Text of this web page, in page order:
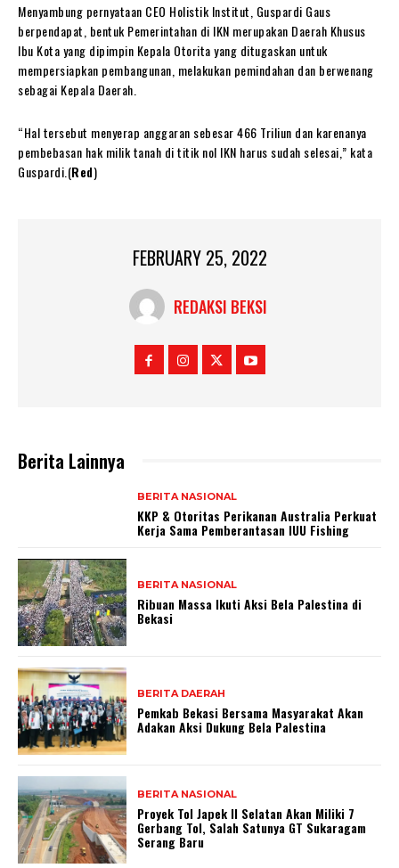
Menyambung pernyataan CEO Holistik Institut, Guspardi Gaus
berpendapat, bentuk Pemerintahan di IKN merupakan Daerah Khusus
Ibu Kota yang dipimpin Kepala Otorita yang ditugaskan untuk
mempersiapkan pembangunan, melakukan pemindahan dan berwenang
sebagai Kepala Daerah.
“Hal tersebut menyerap anggaran sebesar 466 Triliun dan karenanya
pembebasan hak milik tanah di titik nol IKN harus sudah selesai,” kata
Guspardi.(Red)
FEBRUARY 25, 2022
REDAKSI BEKSI
Berita Lainnya
BERITA NASIONAL
KKP & Otoritas Perikanan Australia Perkuat
Kerja Sama Pemberantasan IUU Fishing
BERITA NASIONAL
Ribuan Massa Ikuti Aksi Bela Palestina di
Bekasi
BERITA DAERAH
Pemkab Bekasi Bersama Masyarakat Akan
Adakan Aksi Dukung Bela Palestina
BERITA NASIONAL
Proyek Tol Japek II Selatan Akan Miliki 7
Gerbang Tol, Salah Satunya GT Sukaragam
Serang Baru